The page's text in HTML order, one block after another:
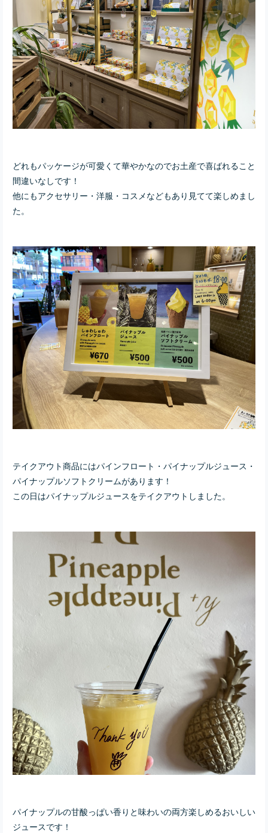
どれもパッケージが可愛くて華やかなのでお土産で喜ばれること
間違いなしです！
他にもアクセサリー・洋服・コスメなどもあり見てて楽しめまし
た。
テイクアウト商品にはパインフロート・パイナップルジュース・
パイナップルソフトクリームがあります！
この日はパイナップルジュースをテイクアウトしました。
パイナップルの甘酸っぱい香りと味わいの両方楽しめるおいしい
ジュースです！